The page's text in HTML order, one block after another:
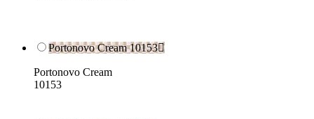
Portonovo Cream 10153
Portonovo Cream
10153